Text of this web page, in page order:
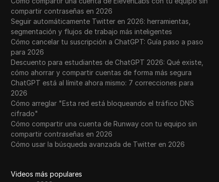
compartir contraseñas en 2026
Seguir automáticamente Twitter en 2026: herramientas,
segmentación y flujos de trabajo más inteligentes
Cómo cancelar tu suscripción a ChatGPT: Guía paso a paso
para 2026
Descuento para estudiantes de ChatGPT 2026: Qué existe,
cómo ahorrar y compartir cuentas de forma más segura
ChatGPT está al límite ahora mismo: 7 correcciones para
2026
Cómo arreglar "Esta red está bloqueando el tráfico DNS
cifrado"
Cómo compartir una cuenta de Runway con tu equipo sin
compartir contraseñas en 2026
Cómo usar la búsqueda avanzada de Twitter en 2026
Videos más populares